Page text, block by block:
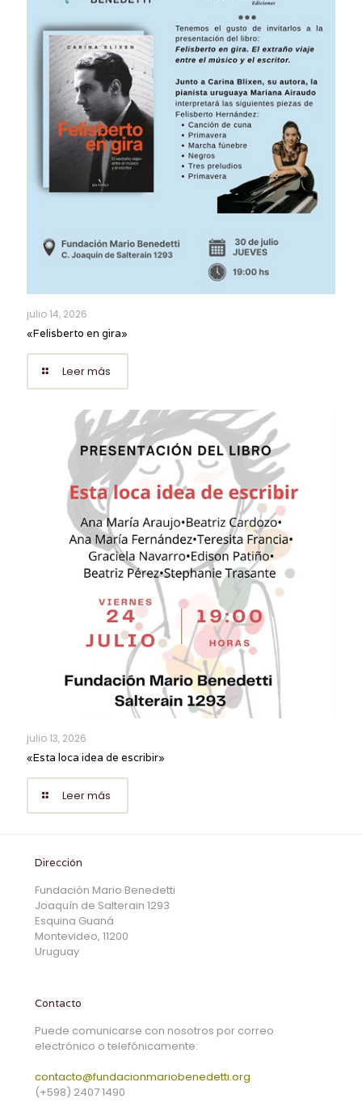
julio 14, 2026
«Felisberto en gira»
Leer más
julio 13, 2026
«Esta loca idea de escribir»
Leer más
Dirección
Fundación Mario Benedetti
Joaquín de Salterain 1293
Esquina Guaná
Montevideo, 11200
Uruguay
Contacto
Puede comunicarse con nosotros por correo
electrónico o telefónicamente:
contacto@fundacionmariobenedetti.org
(+598) 2407 1490